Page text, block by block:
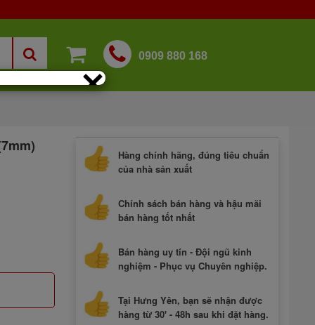
0909 880 168
Hàng chính hãng, đúng tiêu chuẩn
của nhà sản xuất
Chính sách bán hàng và hậu mãi
bán hàng tốt nhất
Bán hàng uy tín - Đội ngũ kinh
nghiệm - Phục vụ Chuyên nghiệp.
Tại Hưng Yên, bạn sẽ nhận được
hàng từ 30' - 48h sau khi đặt hàng.
×